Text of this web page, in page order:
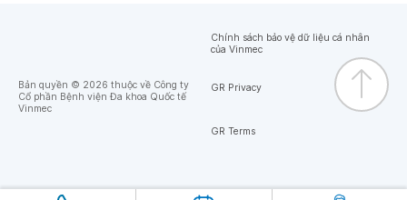
Bản quyền © 2026 thuộc về Công ty
Cổ phần Bệnh viện Đa khoa Quốc tế
Vinmec
Chính sách bảo vệ dữ liệu cá nhân
của Vinmec
GR Privacy
GR Terms